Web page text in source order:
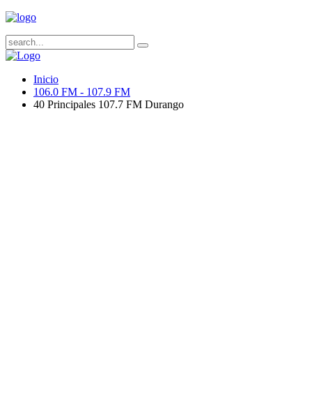
Inicio
106.0 FM - 107.9 FM
40 Principales 107.7 FM Durango